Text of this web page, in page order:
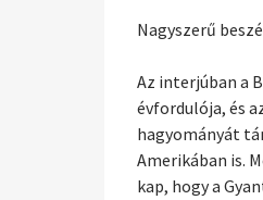
Nagyszerű
Az interjúban a
évfordulója, és
hagyományát
Amerikában is.
kap, hogy a